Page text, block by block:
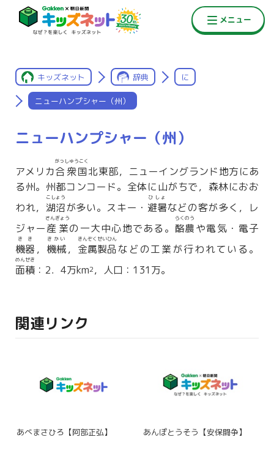
キッズネット 辞典 に
ニューハンプシャー（州）
ニューハンプシャー（州）
アメリカ合衆国
がっしゅうこく
北東部，ニューイングランド地方にあ
る州。州都コンコード。全体に山がちで，森林におお
われ， 湖沼
こしょう
が多い。スキー・ 避暑
ひしょ
などの客が多く，レ
ジャー産業
さんぎょう
の一大中心地である。 酪農
らくのう
や電気・電子
機器
きき
， 機械
きかい
， 金属製品
きんぞくせいひん
などの工業が行われている。
面積
めんせき
：2．4万km2，人口：131万。
関連リンク
あべまさひろ【阿部正弘】 あんぽとうそう【安保闘争】